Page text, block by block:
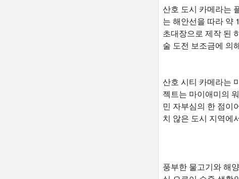
산호 도시 카메라는
는 해안선을 따라 약
초대장으로 제작 된
술 도전 보조금에 의
산호 시티 카메라는
젝트는 마이애미의
민 자부심의 한 점이
치 않은 도시 지역에
풍부한 물고기와 해